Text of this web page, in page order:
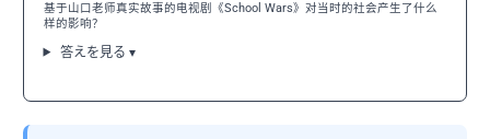
基于山口老师真实故事的电视剧《School Wars》对当时的社会产生了什么
样的影响？
答えを見る ▾